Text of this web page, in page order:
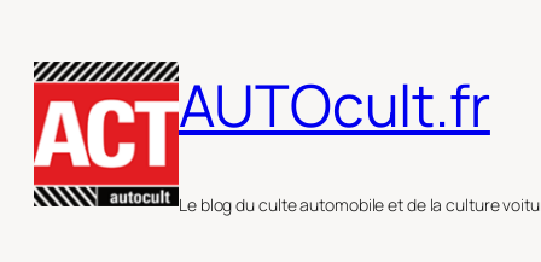
au
contenu
AUTOcult.fr
Le blog du culte automobile et de la culture